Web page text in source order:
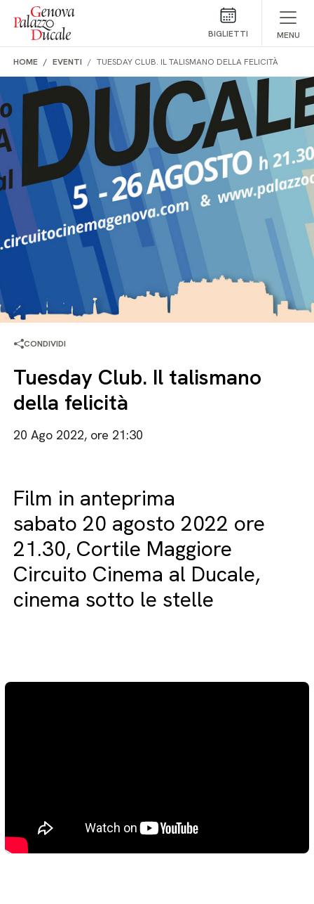
Salta al contenuto
BIGLIETTI MENU
HOME EVENTI TUESDAY CLUB. IL TALISMANO DELLA FELICITÀ
CONDIVIDI
Tuesday Club. Il talismano
della felicità
20 Ago 2022, ore 21:30
Film in anteprima
sabato 20 agosto 2022 ore
21.30, Cortile Maggiore
Circuito Cinema al Ducale,
cinema sotto le stelle